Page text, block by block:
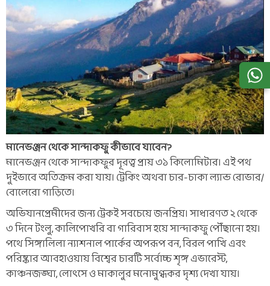
মানেভঞ্জন থেকে সান্দাকফু কীভাবে যাবেন?
মানেভঞ্জন থেকে সান্দাকফুর দূরত্ব প্রায় ৩১ কিলোমিটার। এই পথ
দুইভাবে অতিক্রম করা যায়। ট্রেকিং অথবা চার-চাকা ল্যান্ড রোভার/
বোলেরো গাড়িতে।
অভিযানপ্রেমীদের জন্য ট্রেকই সবচেয়ে জনপ্রিয়। সাধারণত ২ থেকে
৩ দিনে টংলু, কালিপোখরি বা গারিবাস হয়ে সান্দাকফু পৌঁছানো হয়।
পথে সিঙ্গালিলা ন্যাশনাল পার্কের অপরূপ বন, বিরল পাখি এবং
পরিষ্কার আবহাওয়ায় বিশ্বের চারটি সর্বোচ্চ শৃঙ্গ এভারেস্ট,
কাঞ্চনজঙ্ঘা, লোৎসে ও মাকালুর মনোমুগ্ধকর দৃশ্য দেখা যায়।